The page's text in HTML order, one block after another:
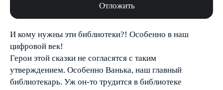
Отложить
И кому нужны эти библиотеки?! Особенно в наш
цифровой век!
Герои этой сказки не согласятся с таким
утверждением. Особенно Ванька, наш главный
библиотекарь. Уж он-то трудится в библиотеке